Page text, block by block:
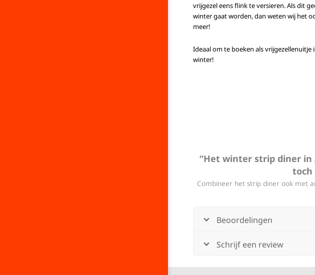
vrijgezel eens flink te versieren. Als dit
winter gaat worden, dan weten wij het
meer!
Ideaal om te boeken als vrijgezellenuitje
winter!
“Het winter strip diner
toch
Combineer het strip diner ook met
Beoordelingen
Schrijf een review